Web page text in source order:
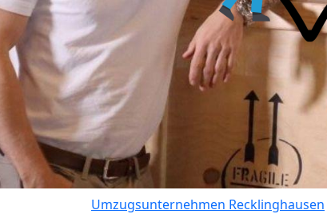
Umzugsunternehmen Recklinghausen